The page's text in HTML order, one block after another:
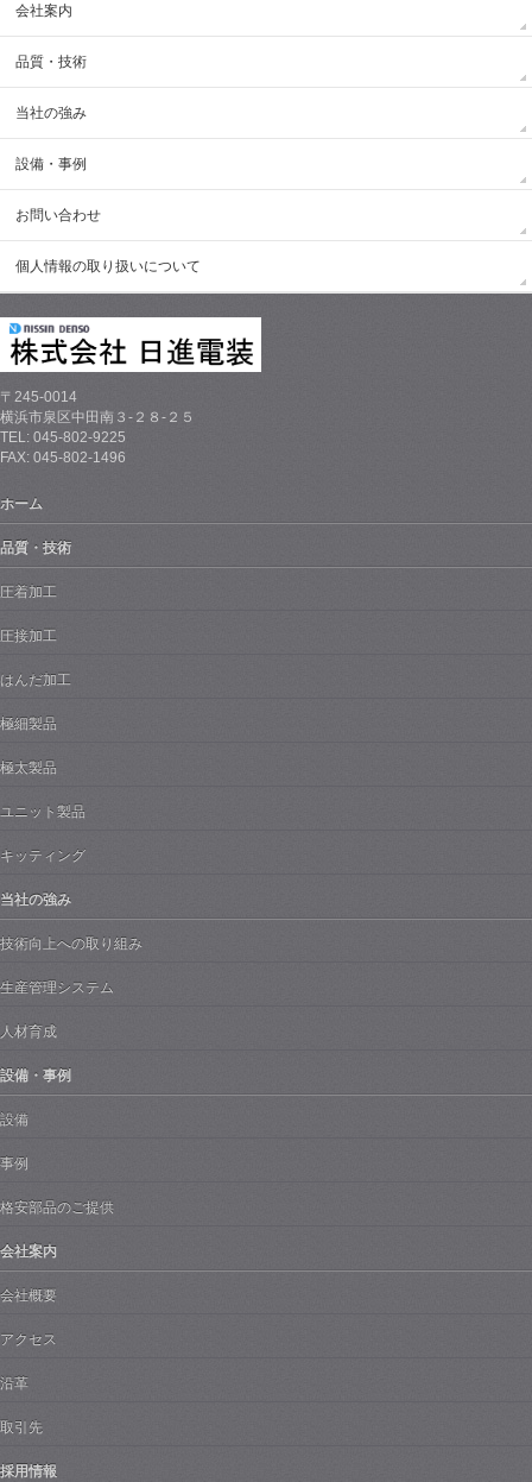
会社案内
品質・技術
当社の強み
設備・事例
お問い合わせ
個人情報の取り扱いについて
〒245-0014
横浜市泉区中田南３-２８-２５
TEL: 045-802-9225
FAX: 045-802-1496
ホーム
品質・技術
圧着加工
圧接加工
はんだ加工
極細製品
極太製品
ユニット製品
キッティング
当社の強み
技術向上への取り組み
生産管理システム
人材育成
設備・事例
設備
事例
格安部品のご提供
会社案内
会社概要
アクセス
沿革
取引先
採用情報